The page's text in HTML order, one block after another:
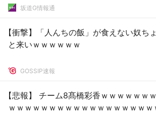
坂道G情報通
【衝撃】「人んちの飯」が食えない奴ち
と来いｗｗｗｗｗｗ
GOSSIP速報
【悲報】 チーム8髙橋彩香ｗｗｗｗｗｗ
ｗｗｗｗｗｗｗｗｗｗｗｗｗｗｗｗｗｗ